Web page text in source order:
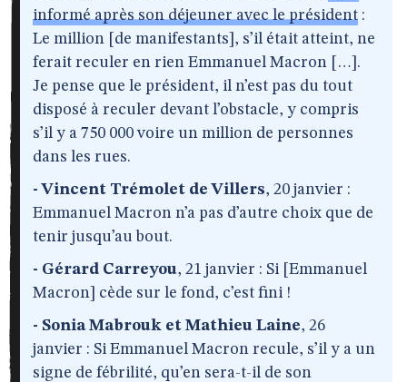
informé après son déjeuner avec le président :
Le million [de manifestants], s’il était atteint, ne
ferait reculer en rien Emmanuel Macron […].
Je pense que le président, il n’est pas du tout
disposé à reculer devant l’obstacle, y compris
s’il y a 750 000 voire un million de personnes
dans les rues.
- Vincent Trémolet de Villers, 20 janvier :
Emmanuel Macron n’a pas d’autre choix que de
tenir jusqu’au bout.
- Gérard Carreyou, 21 janvier : Si [Emmanuel
Macron] cède sur le fond, c’est fini !
- Sonia Mabrouk et Mathieu Laine, 26
janvier : Si Emmanuel Macron recule, s’il y a un
signe de fébrilité, qu’en sera-t-il de son